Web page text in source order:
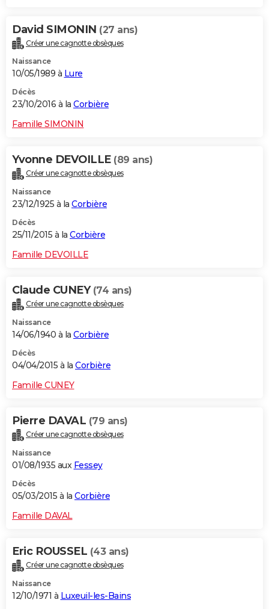
David SIMONIN (27 ans)
Créer une cagnotte obsèques
Naissance
10/05/1989 à Lure
Décès
23/10/2016 à la Corbière
Famille SIMONIN
Yvonne DEVOILLE (89 ans)
Créer une cagnotte obsèques
Naissance
23/12/1925 à la Corbière
Décès
25/11/2015 à la Corbière
Famille DEVOILLE
Claude CUNEY (74 ans)
Créer une cagnotte obsèques
Naissance
14/06/1940 à la Corbière
Décès
04/04/2015 à la Corbière
Famille CUNEY
Pierre DAVAL (79 ans)
Créer une cagnotte obsèques
Naissance
01/08/1935 aux Fessey
Décès
05/03/2015 à la Corbière
Famille DAVAL
Eric ROUSSEL (43 ans)
Créer une cagnotte obsèques
Naissance
12/10/1971 à Luxeuil-les-Bains